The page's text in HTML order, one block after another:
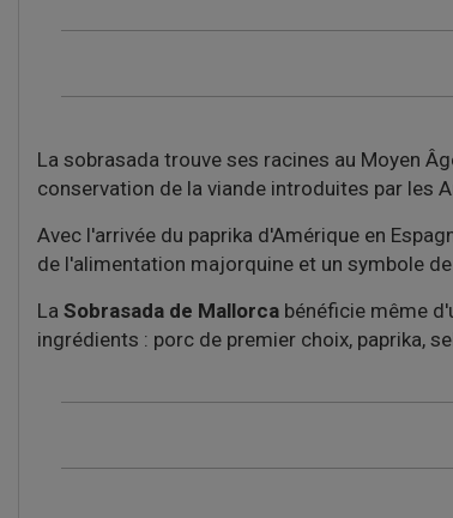
La sobrasada trouve ses racines au Moyen
conservation de la viande introduites par les
Avec l'arrivée du paprika d'Amérique en
de l'alimentation majorquine et un symbole
La Sobrasada de Mallorca bénéficie même
ingrédients : porc de premier choix, paprika,